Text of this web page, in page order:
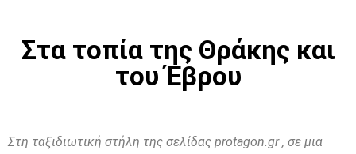
Στα τοπία της Θράκης και
του Έβρου
Στη ταξιδιωτική στήλη της σελίδας protagon.gr , σε μια